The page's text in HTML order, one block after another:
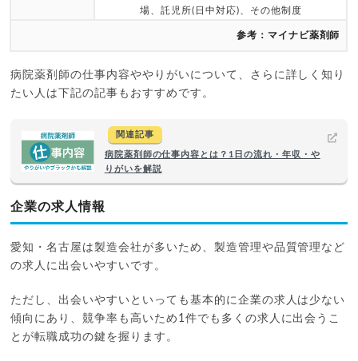
場、託児所(日中対応)、その他制度
参考：マイナビ薬剤師
病院薬剤師の仕事内容ややりがいについて、さらに詳しく知り
たい人は下記の記事もおすすめです。
関連記事
病院薬剤師の仕事内容とは？1日の流れ・年収・や
りがいを解説
企業の求人情報
愛知・名古屋は製造会社が多いため、製造管理や品質管理など
の求人に出会いやすいです。
ただし、出会いやすいといっても基本的に企業の求人は少ない
傾向にあり、競争率も高いため1件でも多くの求人に出会うこ
とが転職成功の鍵を握ります。